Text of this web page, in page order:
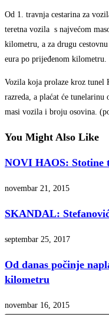
Od 1. travnja cestarina za
teretna vozila s najvećom
kilometru, a za drugu
eura po prijeđenom kilometru.
Vozila koja prolaze kroz tunel
razreda, a plaćat će
masi vozila i broju osovina.
You Might Also Like
NOVI HAOS: Stotine
novembar 21, 2015
SKANDAL:
septembar 25, 2017
Od danas počinje
kilometru
novembar 16, 2015